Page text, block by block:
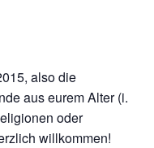
also die
aus eurem Alter (i.
oder
willkommen!